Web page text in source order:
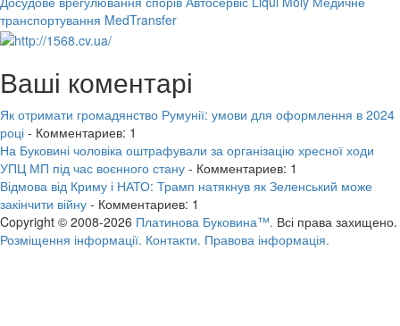
транспортування MedTransfer
Ваші коментарі
Як отримати громадянство Румунії: умови для оформлення в 2024
році - Комментариев: 1
На Буковині чоловіка оштрафували за організацію хресної ходи
УПЦ МП під час воєнного стану - Комментариев: 1
Відмова від Криму і НАТО: Трамп натякнув як Зеленський може
закінчити війну - Комментариев: 1
Copyright © 2008-2026 Платинова Буковина™. Всі права захищено.
Розміщення інформації. Контакти. Правова інформація.